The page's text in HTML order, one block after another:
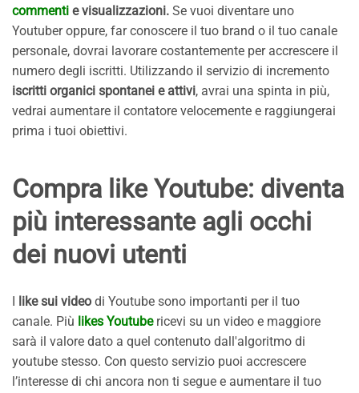
commenti e visualizzazioni. Se vuoi diventare uno
Youtuber oppure, far conoscere il tuo brand o il tuo canale
personale, dovrai lavorare costantemente per accrescere il
numero degli iscritti. Utilizzando il servizio di incremento
iscritti organici spontanei e attivi, avrai una spinta in più,
vedrai aumentare il contatore velocemente e raggiungerai
prima i tuoi obiettivi.
Compra like Youtube: diventa
più interessante agli occhi
dei nuovi utenti
I like sui video di Youtube sono importanti per il tuo
canale. Più likes Youtubericevi su un video e maggiore
sarà il valore dato a quel contenuto dall'algoritmo di
youtube stesso. Con questo servizio puoi accrescere
l’interesse di chi ancora non ti segue e aumentare il tuo